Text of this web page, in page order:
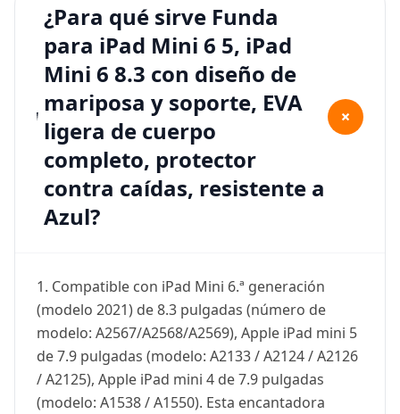
¿Para qué sirve Funda
para iPad Mini 6 5, iPad
Mini 6 8.3 con diseño de
mariposa y soporte, EVA
ligera de cuerpo
completo, protector
contra caídas, resistente a
Azul?
+
1. Compatible con iPad Mini 6.ª generación
(modelo 2021) de 8.3 pulgadas (número de
modelo: A2567/A2568/A2569), Apple iPad mini 5
de 7.9 pulgadas (modelo: A2133 / A2124 / A2126
/ A2125), Apple iPad mini 4 de 7.9 pulgadas
(modelo: A1538 / A1550). Esta encantadora